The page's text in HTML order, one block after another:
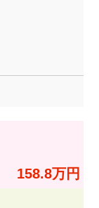
158.8万円